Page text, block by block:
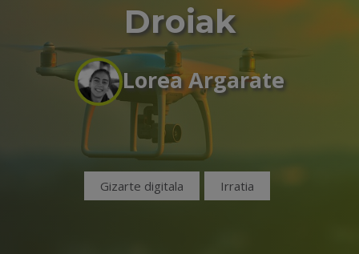
Droiak
Lorea Argarate
Gizarte digitala Irratia